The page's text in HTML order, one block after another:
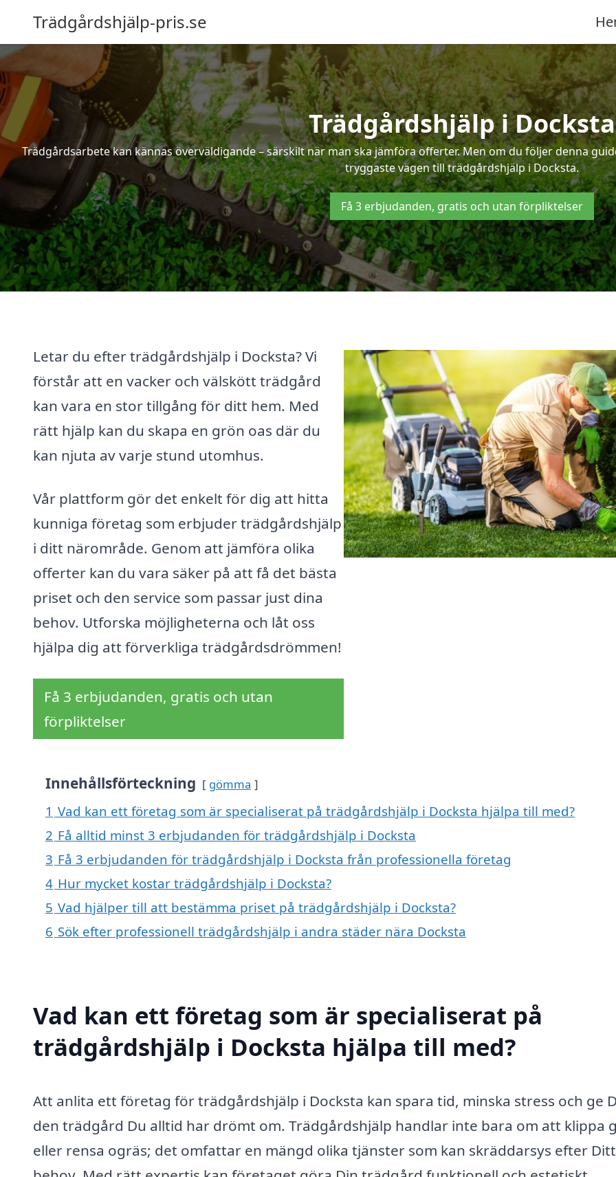
Trädgårdshjälp-pris.se
Trädgårdshjälp i Docksta
Trädgårdsarbete kan kännas överväldigande – särskilt när man ska jämföra offerter. Men om du följer denna
tryggaste vägen till trädgårdshjälp i Docksta.
Få 3 erbjudanden, gratis och utan förpliktelser
Letar du efter trädgårdshjälp i Docksta? Vi
förstår att en vacker och välskött trädgård
kan vara en stor tillgång för ditt hem. Med
rätt hjälp kan du skapa en grön oas där du
kan njuta av varje stund utomhus.
Vår plattform gör det enkelt för dig att hitta
kunniga företag som erbjuder trädgårdshjälp
i ditt närområde. Genom att jämföra olika
offerter kan du vara säker på att få det bästa
priset och den service som passar just dina
behov. Utforska möjligheterna och låt oss
hjälpa dig att förverkliga trädgårdsdrömmen!
Få 3 erbjudanden, gratis och utan
förpliktelser
Innehållsförteckning gömma
1 Vad kan ett företag som är specialiserat på trädgårdshjälp i Docksta hjälpa till med?
2 Få alltid minst 3 erbjudanden för trädgårdshjälp i Docksta
3 Få 3 erbjudanden för trädgårdshjälp i Docksta från professionella företag
4 Hur mycket kostar trädgårdshjälp i Docksta?
5 Vad hjälper till att bestämma priset på trädgårdshjälp i Docksta?
6 Sök efter professionell trädgårdshjälp i andra städer nära Docksta
Vad kan ett företag som är specialiserat på
trädgårdshjälp i Docksta hjälpa till med?
Att anlita ett företag för trädgårdshjälp i Docksta kan spara tid, minska stress och ge
den trädgård Du alltid har drömt om. Trädgårdshjälp handlar inte bara om att klippa
eller rensa ogräs; det omfattar en mängd olika tjänster som kan skräddarsys efter Ditt